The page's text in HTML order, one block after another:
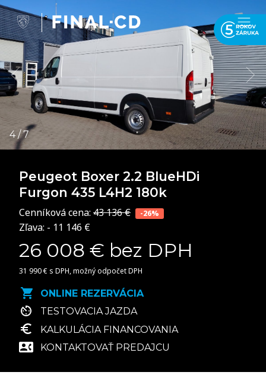
Peugeot Boxer 2.2 BlueHDi
Furgon 435 L4H2 180k
Cenníková cena: 43 136 € -26%
Zľava: - 11 146 €
26 008 € bez DPH
31 990 € s DPH, možný odpočet DPH
ONLINE REZERVÁCIA
TESTOVACIA JAZDA
KALKULÁCIA FINANCOVANIA
KONTAKTOVAŤ PREDAJCU